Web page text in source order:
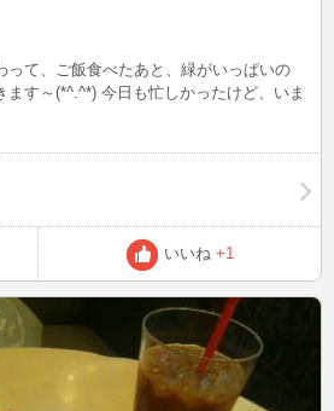
って、ご飯食べたあと、緑がいっぱいの
ます～(*^.^*) 今日も忙しかったけど、いま
いいね +1